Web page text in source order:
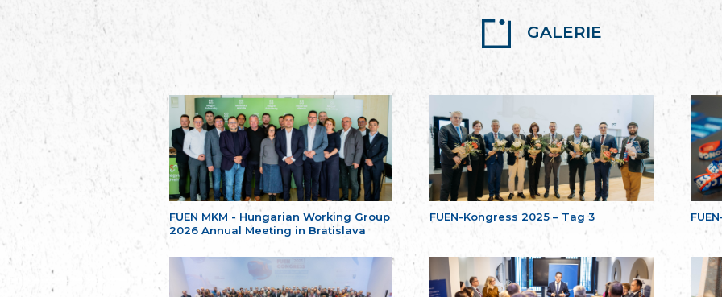
GALERIE
FUEN MKM - Hungarian Working Group
2026 Annual Meeting in Bratislava
FUEN-Kongress 2025 – Tag 3